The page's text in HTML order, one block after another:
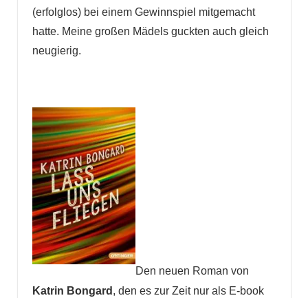
(erfolglos) bei einem Gewinnspiel mitgemacht
hatte. Meine großen Mädels guckten auch gleich
neugierig.
Den neuen Roman von
Katrin Bongard , den es zur Zeit nur als E-book